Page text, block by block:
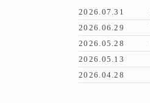
2026.07.31
2026.06.29
2026.05.28
2026.05.13
2026.04.28